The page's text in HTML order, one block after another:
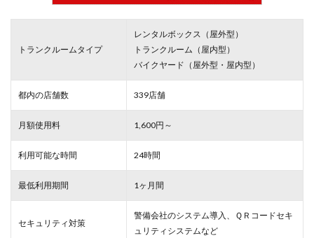
トランクルームタイプ
レンタルボックス（屋外型）
トランクルーム（屋内型）
バイクヤード（屋外型・屋内型）
都内の店舗数 339店舗
月額使用料 1,600円～
利用可能な時間 24時間
最低利用期間 1ヶ月間
セキュリティ対策
警備会社のシステム導入、ＱＲコードセキ
ュリティシステムなど